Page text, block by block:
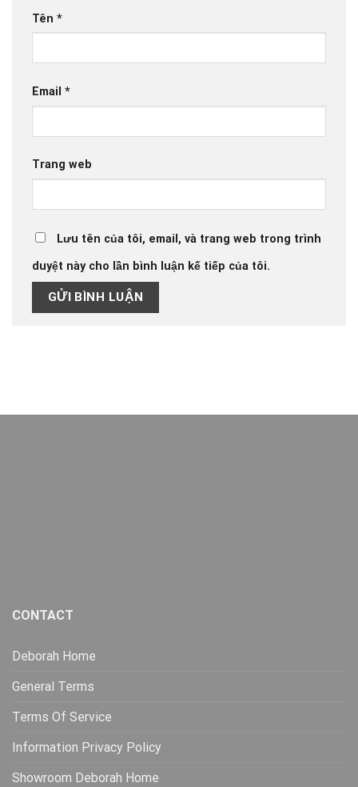
Tên *
Email *
Trang web
Lưu tên của tôi, email, và trang web trong trình
duyệt này cho lần bình luận kế tiếp của tôi.
CONTACT
Deborah Home
General Terms
Terms Of Service
Information Privacy Policy
Showroom Deborah Home